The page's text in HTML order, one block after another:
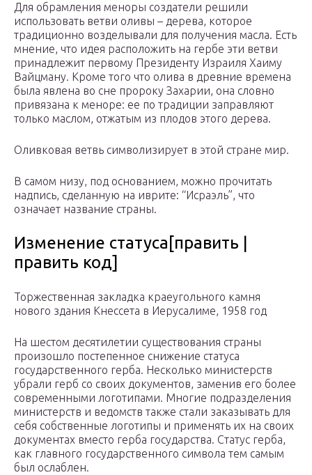
Для обрамления меноры создатели решили
использовать ветви оливы – дерева, которое
традиционно возделывали для получения масла. Есть
мнение, что идея расположить на гербе эти ветви
принадлежит первому Президенту Израиля Хаиму
Вайцману. Кроме того что олива в древние времена
была явлена во сне пророку Захарии, она словно
привязана к меноре: ее по традиции заправляют
только маслом, отжатым из плодов этого дерева.
Оливковая ветвь символизирует в этой стране мир.
В самом низу, под основанием, можно прочитать
надпись, сделанную на иврите: “Исраэль”, что
означает название страны.
Изменение статуса[править |
править код]
Торжественная закладка краеугольного камня
нового здания Кнессета в Иерусалиме, 1958 год
На шестом десятилетии существования страны
произошло постепенное снижение статуса
государственного герба. Несколько министерств
убрали герб со своих документов, заменив его более
современными логотипами. Многие подразделения
министерств и ведомств также стали заказывать для
себя собственные логотипы и применять их на своих
документах вместо герба государства. Статус герба,
как главного государственного символа тем самым
был ослаблен.